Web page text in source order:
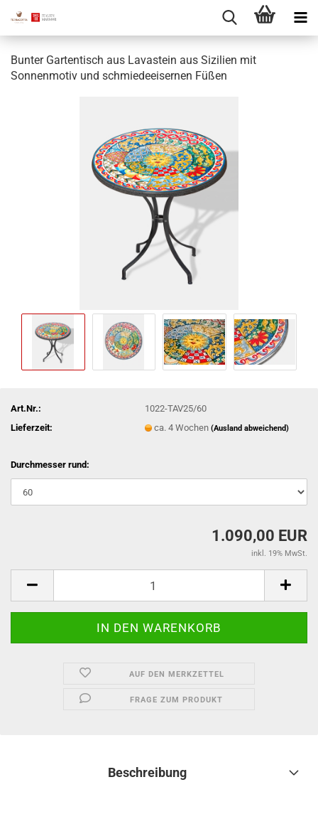
Bunter Gartentisch aus Lavastein aus Sizilien mit
Sonnenmotiv und schmiedeeisernen Füßen
Art.Nr.:
1022-TAV25/60
Lieferzeit:
ca. 4 Wochen(Ausland abweichend)
Durchmesser rund:
1.090,00 EUR
inkl. 19% MwSt.
AUF DEN MERKZETTEL
FRAGE ZUM PRODUKT
Beschreibung